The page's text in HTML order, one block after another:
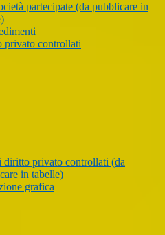
partecipate (da pubblicare in
privato controllati
diritto privato controllati (da
in tabelle)
grafica